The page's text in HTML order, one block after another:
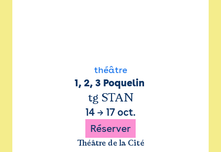
théâtre
1, 2, 3 Poquelin
tg STAN
14 → 17 oct.
Réserver
Théâtre de la Cité